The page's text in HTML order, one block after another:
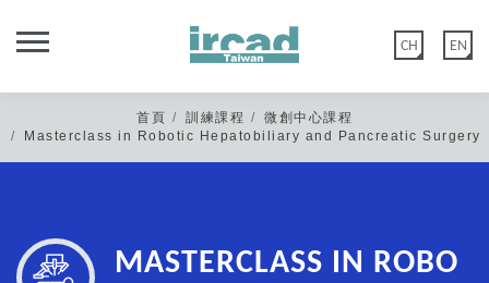
EN
CH
秀傳微創中心網站功能於2020年5月12日優化建置，
首頁 訓練課程
微創中心課程
Masterclass in Robotic Hepatobiliary and Pancreatic Surgery
MASTERCLASS IN ROBO